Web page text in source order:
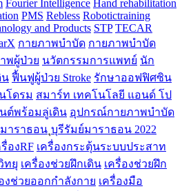
Fourier Intelligence Hand rehabilitation
PMS Rebless Robotictraining
and Products STP TECAR
กายภาพบำบัด กายภาพบำบัด
พผู้ป่วย นวัตกรรมการแพทย์ นัก
น ฟื้นฟูผู้ป่วย Stroke รักษาออฟฟิศซิน
โดรม สมาร์ท เทคโนโลยี แอนด์ โป
ต์พร้อมลู่เดิน อุปกรณ์กายภาพบำบัด
าราธอน ุบุรีรัมย์มาราธอน 2022
รื่องRF เครื่องกระตุ้นระบบประสาท
ทยุ เครื่องช่วยฝึกเดิน เครื่องช่วยฝึก
งช่วยออกกำลังกาย เครื่องมือ